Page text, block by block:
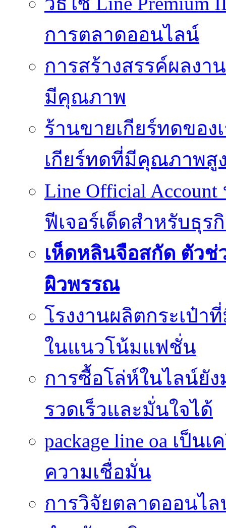
การตลาดออนไลน์
การสร้างสรรค์ผลงา
มีคุณภาพ
ร้านขายเกียร์ทดของ
เกียร์ทดที่มีคุณภาพสู
Line Official
ฟีเจอร์เด็ดสำหรับธุร
เห็ดหลินจือสกัด ตัว
ผิวพรรณ
โรงงานผลิตกระเป๋า
ในแนวโน้มแฟชั่น
การซื้อโล่ห์ในไลน์ยั
รวดเร็วและมั่นใจได้
package line oa เป็น
ความเชื่อมั่น
การวิจัยตลาดออนไ